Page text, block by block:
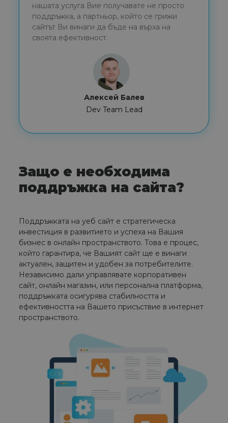
нашата услуга Вие получавате не просто
поддръжка, а партньор, който се грижи
сайтът Ви винаги да бъде на върха на
своята ефективност.
Алексей Балев
Dev Team Lead
Защо е необходима
поддръжка на сайта?
Поддръжката на уеб сайт е стратегическа
инвестиция в развитието и успеха на Вашия
бизнес в онлайн пространството. Това е процес,
който гарантира, че Вашият сайт ще е винаги
актуален, защитен и удобен за потребителите.
Независимо дали управлявате корпоративен
сайт, онлайн магазин, или персонална платформа,
поддръжката осигурява стабилността и
ефективността на Вашето присъствие в интернет
пространството.